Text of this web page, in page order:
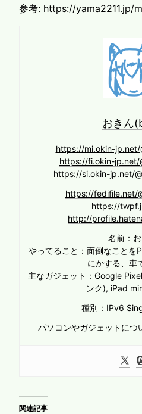
参考: https://yama2211.jp/
おきん
https://mi.okin-jp.net/
https://fi.okin-jp.net/
https://si.okin-jp.net/
https://fedifile.net/
https://
http://
名前：
やってること：面倒なことを
にかする、車
主なガジェット：Google
ンク), iPad
種別：IPv6
パソコンやガジェットにつ
関連記事